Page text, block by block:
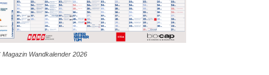
Magazin Wandkalender 2026